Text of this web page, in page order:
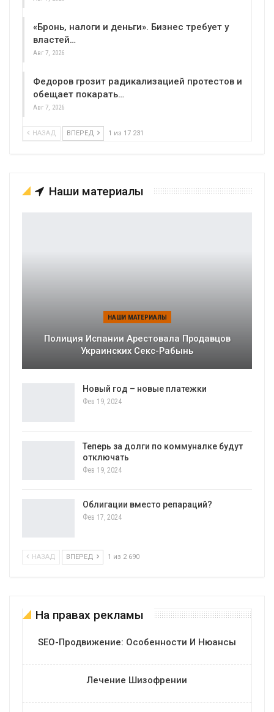
«Бронь, налоги и деньги». Бизнес требует у
властей…
Авг 7, 2026
Федоров грозит радикализацией протестов и
обещает покарать…
Авг 7, 2026
НАЗАД ВПЕРЕД 1 из 17 231
Наши материалы
НАШИ МАТЕРИАЛЫ
Полиция Испании Арестовала Продавцов
Украинских Секс-Рабынь
Новый год – новые платежки
Фев 19, 2024
Теперь за долги по коммуналке будут
отключать
Фев 19, 2024
Облигации вместо репараций?
Фев 17, 2024
НАЗАД ВПЕРЕД 1 из 2 690
На правах рекламы
SEO-Продвижение: Особенности И Нюансы
Лечение Шизофрении